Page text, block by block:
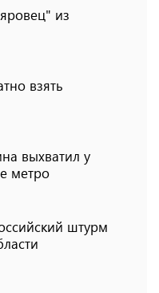
из
взять
выхватил у
метро
штурм